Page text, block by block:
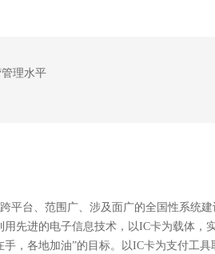
理水平
平台、范围广、涉及面广的全国性系统
用先进的电子信息技术，以IC卡为载体，
手，各地加油”的目标。以IC卡为支付工具